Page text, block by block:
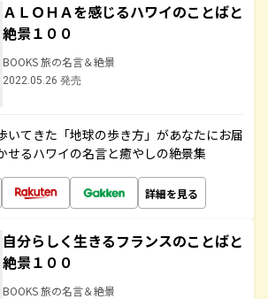
ＡＬＯＨＡを感じるハワイのことばと
絶景１００
BOOKS 旅の名言＆絶景
2022.05.26 発売
いてきた「地球の歩き方」があなたにお届
せるハワイの名言と癒やしの絶景集
詳細を見る
自分らしく生きるフランスのことばと
絶景１００
BOOKS 旅の名言＆絶景